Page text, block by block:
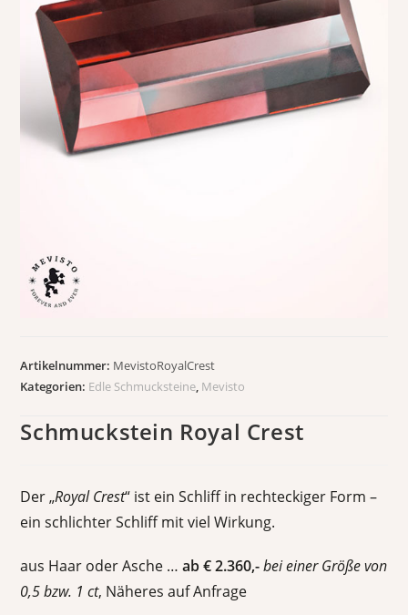
Artikelnummer: MevistoRoyalCrest
Kategorien: Edle Schmucksteine Mevisto
Schmuckstein Royal Crest
Der „Royal Crest“ ist ein Schliff in rechteckiger Form –
ein schlichter Schliff mit viel Wirkung.
aus Haar oder Asche …ab € 2.360,- bei einer Größe von
0,5 bzw. 1 ct, Näheres auf Anfrage